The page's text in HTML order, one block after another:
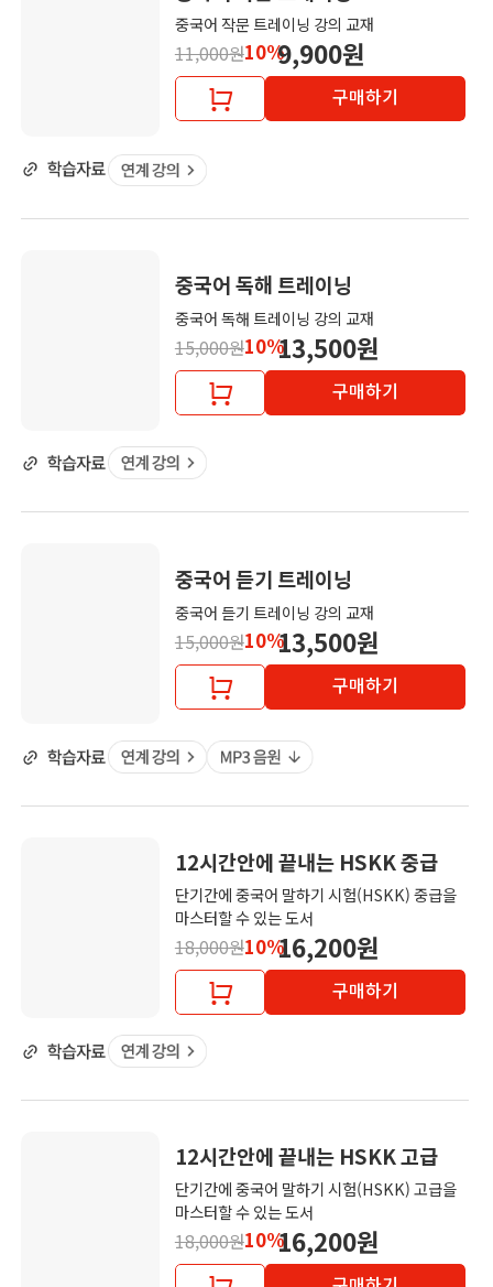
중국어 작문 트레이닝 강의 교재
11,000원10%9,900원
구매하기
중국어 독해 트레이닝
중국어 독해 트레이닝 강의 교재
15,000원10%13,500원
구매하기
중국어 듣기 트레이닝
중국어 듣기 트레이닝 강의 교재
15,000원10%13,500원
구매하기
12시간안에 끝내는 HSKK 중급
단기간에 중국어 말하기 시험(HSKK) 중급을
마스터할 수 있는 도서
18,000원10%16,200원
구매하기
12시간안에 끝내는 HSKK 고급
단기간에 중국어 말하기 시험(HSKK) 고급을
마스터할 수 있는 도서
18,000원10%16,200원